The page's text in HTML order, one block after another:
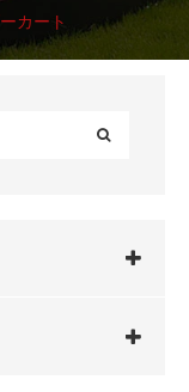
カート